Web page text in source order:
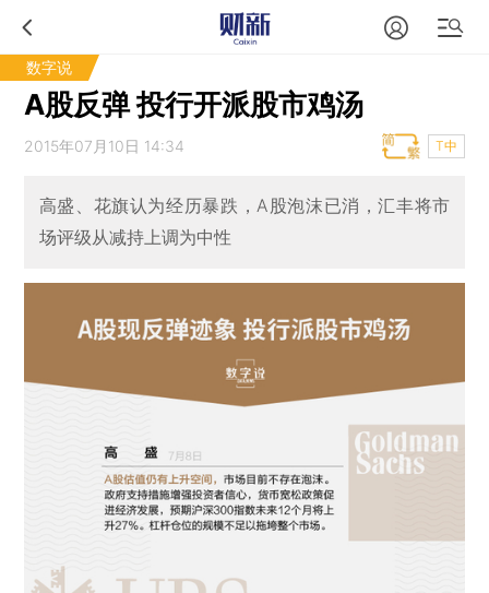
数字说
A股反弹 投行开派股市鸡汤
2015年07月10日 14:34 T中
高盛、花旗认为经历暴跌，A股泡沫已消，汇丰将市
场评级从减持上调为中性